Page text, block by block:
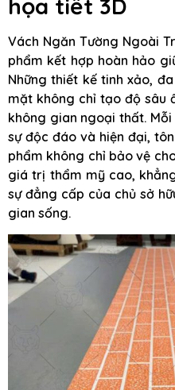
họa tiết 3D
Vách Ngăn Tường Ngoài
phẩm kết hợp hoàn hảo
Những thiết kế tinh xảo,
mặt không chỉ tạo độ sâu
không gian ngoại thất.
sự độc đáo và hiện đại,
phẩm không chỉ bảo vệ
giá trị thẩm mỹ cao,
sự đẳng cấp của chủ sở
gian sống.